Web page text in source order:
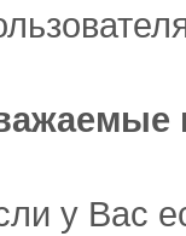
у Вас